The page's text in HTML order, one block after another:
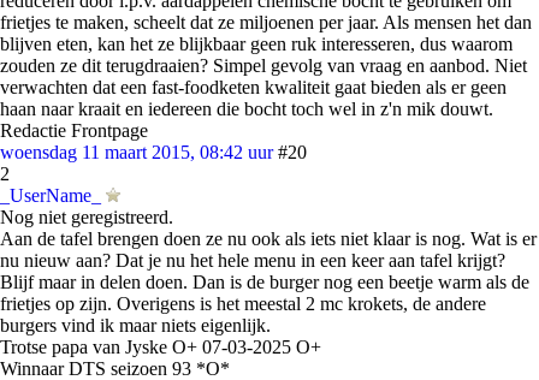
frietjes te maken, scheelt dat ze miljoenen per jaar. Als mensen het dan
blijven eten, kan het ze blijkbaar geen ruk interesseren, dus waarom
zouden ze dit terugdraaien? Simpel gevolg van vraag en aanbod. Niet
verwachten dat een fast-foodketen kwaliteit gaat bieden als er geen
haan naar kraait en iedereen die bocht toch wel in z'n mik douwt.
Redactie Frontpage
woensdag 11 maart 2015, 08:42 uur #20
2
_UserName_
Nog niet geregistreerd.
Aan de tafel brengen doen ze nu ook als iets niet klaar is nog. Wat is er
nu nieuw aan? Dat je nu het hele menu in een keer aan tafel krijgt?
Blijf maar in delen doen. Dan is de burger nog een beetje warm als de
frietjes op zijn. Overigens is het meestal 2 mc krokets, de andere
burgers vind ik maar niets eigenlijk.
Trotse papa van Jyske O+ 07-03-2025 O+
Winnaar DTS seizoen 93 *O*